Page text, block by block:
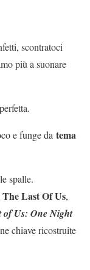
scontratoci
più a suonare
e funge da tema
spalle.
Last Of Us,
of Us: One Night
chiave ricostruite